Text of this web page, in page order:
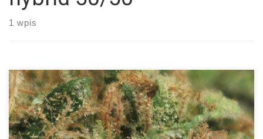
1 wpis
Ilość THC: 21 procent Ilość CBD: 0.3 procent Rodowód: Golden
Goat, Pineapple Kush Golden Pineapple to hybryda 50/50 o
słodkim, tropikalnym smaku. Ten kwiat jest energiczny,
optymistyczny i idealny na gorący, letni dzień. Golden Pineapple